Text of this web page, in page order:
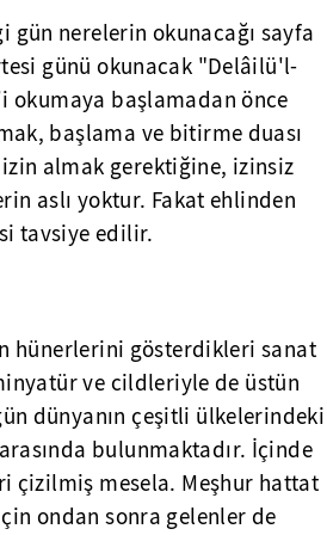
gün nerelerin okunacağı sayfa
günü okunacak "Delâilü'l-
okumaya başlamadan önce
başlama ve bitirme duası
almak gerektiğine, izinsiz
aslı yoktur. Fakat ehlinden
tavsiye edilir.
hünerlerini gösterdikleri sanat
ve cildleriyle de üstün
dünyanın çeşitli ülkelerindeki
bulunmaktadır. İçinde
çizilmiş mesela. Meşhur hattat
ondan sonra gelenler de